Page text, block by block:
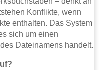
Konflikte, wenn
enthalten. Das System
sich um einen
Dateinamens handelt.